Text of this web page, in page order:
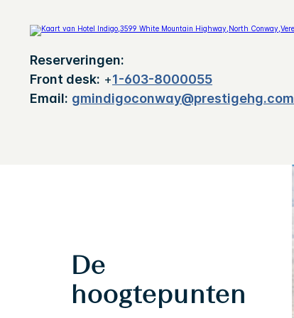
Reserveringen:
Front desk: +1-603-8000055
Email: gmindigoconway@prestigehg.com
De
hoogtepunten